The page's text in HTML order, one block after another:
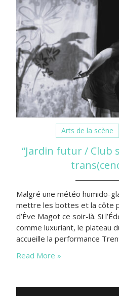
Arts de la scène
“Jardin futur / Club
Malgré une météo humido-
mettre les bottes et la côte
d’Ève Magot ce soir-là. Si
comme luxuriant, le plateau
accueille la performance
une toile peinte et quelques
Read More »